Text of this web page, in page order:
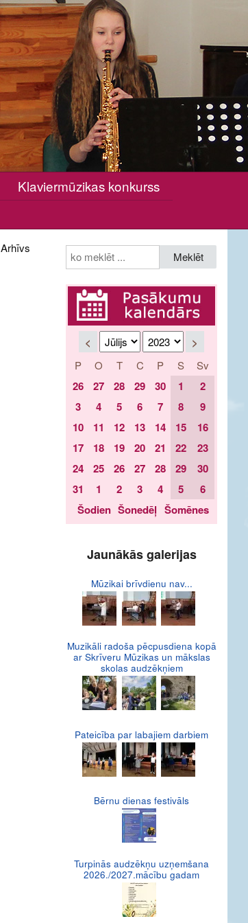
Klaviermūzikas konkurss
Arhīvs
Meklēt
< >
P O T C P S Sv
26 27 28 29 30 1
2
3
4 5 6 7 8
9
10
11 12 13 14 15
16
17
18 19 20 21 22
23
24
25 26 27 28 29
30
31
1 2 3 4 5
6
Šodien Šonedēļ Šomēnes
Jaunākās galerijas
Mūzikai brīvdienu nav...
Muzikāli radoša pēcpusdiena kopā
ar Skrīveru Mūzikas un mākslas
skolas audzēkņiem
Pateicība par labajiem darbiem
Bērnu dienas festivāls
Turpinās audzēkņu uzņemšana
2026./2027.mācību gadam